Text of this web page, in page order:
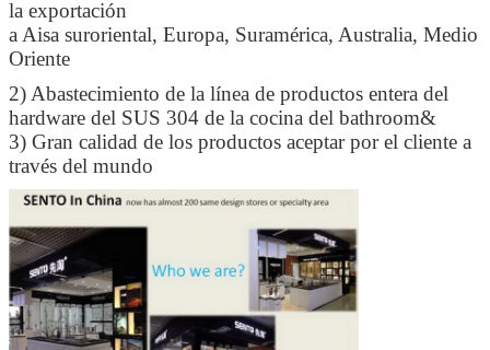
PRESENTACIóN
la exportación
a Aisa suroriental, Europa, Suramérica, Australia, Medio
Oriente
2) Abastecimiento de la línea de productos entera del
hardware del SUS 304 de la cocina del bathroom&
3) Gran calidad de los productos aceptar por el cliente a
través del mundo